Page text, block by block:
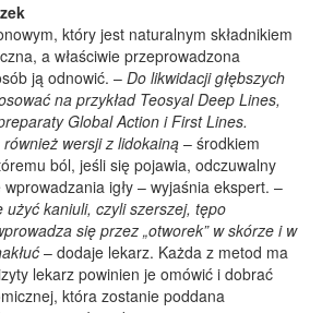
który jest naturalnym składnikiem
a właściwie przeprowadzona
ją odnowić. – Do likwidacji głębszych
na przykład Teosyal Deep Lines,
Global Action i First Lines.
wersji z lidokainą – środkiem
ból, jeśli się pojawia, odczuwalny
igły – wyjaśnia ekspert. –
kaniuli, czyli szerszej, tępo
się przez „otworek” w skórze i w
– dodaje lekarz. Każda z metod ma
lekarz powinien je omówić i dobrać
która zostanie poddana